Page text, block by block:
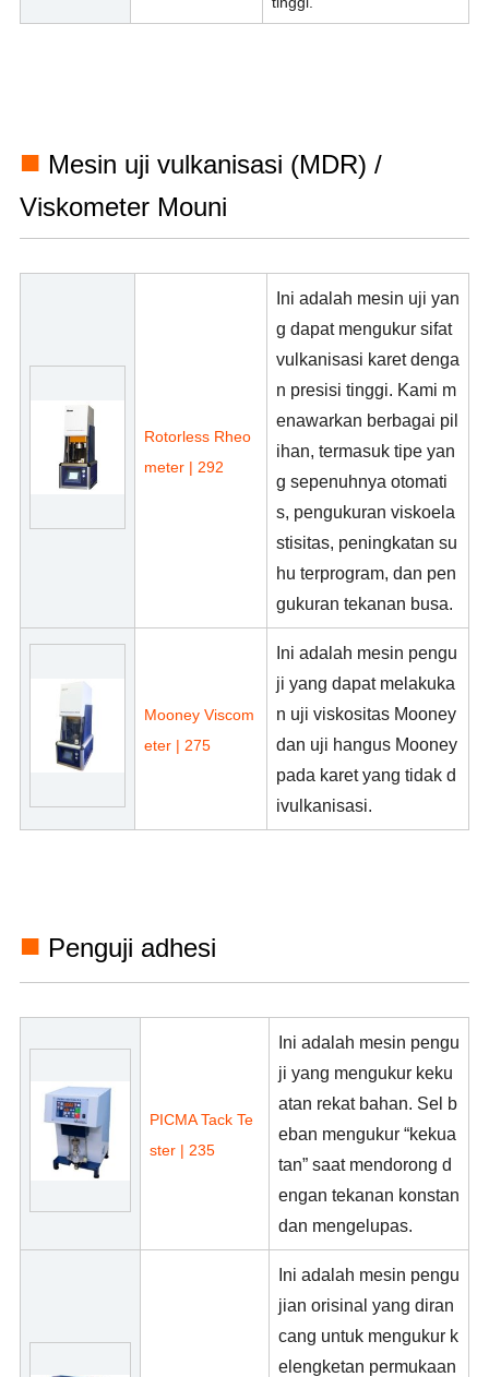
■ Mesin uji vulkanisasi (MDR) /
Viskometer Mouni
Rotorless Rheo
meter | 292
Ini adalah mesin uji yan
g dapat mengukur sifat
vulkanisasi karet denga
n presisi tinggi. Kami m
enawarkan berbagai pil
ihan, termasuk tipe yan
g sepenuhnya otomati
s, pengukuran viskoela
stisitas, peningkatan su
hu terprogram, dan pen
gukuran tekanan busa.
Mooney Viscom
eter | 275
Ini adalah mesin pengu
ji yang dapat melakuka
n uji viskositas Mooney
dan uji hangus Mooney
pada karet yang tidak d
ivulkanisasi.
■ Penguji adhesi
PICMA Tack Te
ster | 235
Ini adalah mesin pengu
ji yang mengukur keku
atan rekat bahan. Sel b
eban mengukur “kekua
tan” saat mendorong d
engan tekanan konstan
dan mengelupas.
Ini adalah mesin pengu
jian orisinal yang diran
cang untuk mengukur k
elengketan permukaan